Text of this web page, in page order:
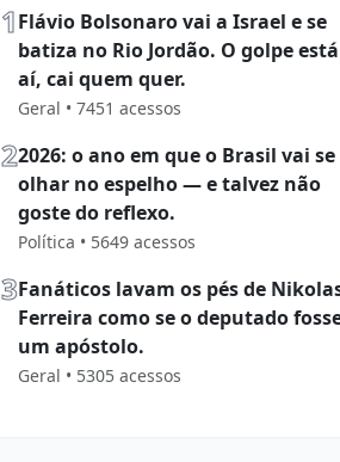
1Flávio Bolsonaro vai a Israel e se
batiza no Rio Jordão. O golpe está
aí, cai quem quer.
Geral • 7451 acessos
22026: o ano em que o Brasil vai se
olhar no espelho — e talvez não
goste do reflexo.
Política • 5649 acessos
3Fanáticos lavam os pés de
Ferreira como se o deputado
um apóstolo.
Geral • 5305 acessos